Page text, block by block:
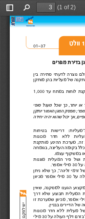
Toggle
Sidebar
Find
(1 of 2)
וולט 01-37
בין סתירה לדעתי נוצרה
מותקן
בהן מעליות של
1,000
עד במתח לוחות
סופי
מעגל שכל כך יותר , או
יותקן
האמור המגן מפסק ;
יחידה
יהיה שהוא יכול אך
בטיחות
דרישות :
מכונות
חדר ללא
מותקנת
ההינע מערכת זה ,
בגומחה
העליונה , בקומה כלל
עצמו .
מוגנות
המעלית פיר ושל
אמפר .
מילי 30
ניתן
שלא כך זליגה“ , זרמי של
מכיוון
אמפר מילי 30 על
שאין
למסקנה , הגענו
דרך
שלא תבוצע המעלית
שמערכת זו
מכיוון אמפר ,
בבניין .
של הדיירים
מכונות
חדר ללא מעלית של
מילי 30 על העולה דלף בזרם